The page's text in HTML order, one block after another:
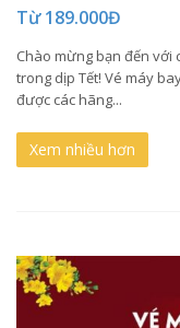
Từ 189.000Đ
Chào mừng bạn đến với
trong dịp Tết! Vé máy
được các hãng...
Xem nhiều hơn